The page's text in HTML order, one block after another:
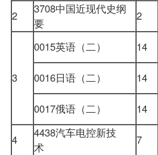
2
3708中国近现代史纲
要
2
3
0015英语（二） 14
0016日语（二）
14
0017俄语（二） 14
4
4438汽车电控新技
术
7